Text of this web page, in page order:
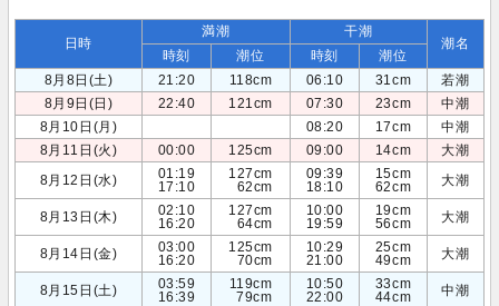
日時
満潮 干潮
潮名
時刻 潮位 時刻
潮位
8月8日(土)
21:20 118cm 06:10 31cm
若潮
8月9日(日)
22:40 121cm 07:30 23cm
中潮
8月10日(月)
08:20 17cm
中潮
8月11日(火)
00:00 125cm 09:00 14cm
大潮
8月12日(水)
01:19
17:10
127cm
62cm
09:39
18:10
15cm
62cm
大潮
8月13日(木)
02:10
16:20
127cm
64cm
10:00
19:59
19cm
56cm
大潮
8月14日(金)
03:00
16:20
125cm
70cm
10:29
21:00
25cm
49cm
大潮
8月15日(土)
03:59
16:39
119cm
79cm
10:50
22:00
33cm
44cm
中潮